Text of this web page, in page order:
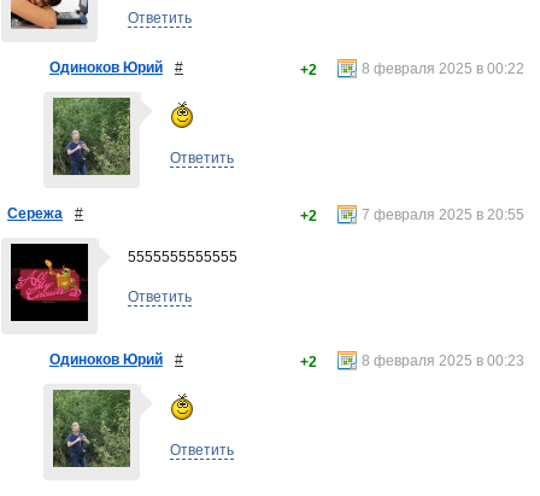
Ответить
Одиноков Юрий # 8 февраля 2025 в 00:22
+2
Ответить
Сережа # 7 февраля 2025 в 20:55
+2
5555555555555
Ответить
Одиноков Юрий # 8 февраля 2025 в 00:23
+2
Ответить